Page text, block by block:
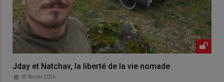
Jday et Natchav, la liberté de la vie nomade
05 février 2026